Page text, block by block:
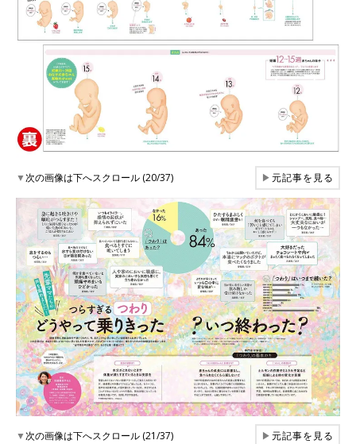
▼次の画像は下へスクロール (20/37) ▶元記事を見る
▼次の画像は下へスクロール (21/37) ▶元記事を見る